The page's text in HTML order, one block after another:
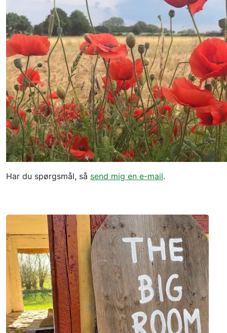
Har du spørgsmål, så send mig en e-mail.